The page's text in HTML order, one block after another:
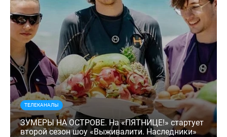
ТЕЛЕКАНАЛЫ
ЗУМЕРЫ НА ОСТРОВЕ. На «ПЯТНИЦЕ!» стартует
второй сезон шоу «Выживалити. Наследники»